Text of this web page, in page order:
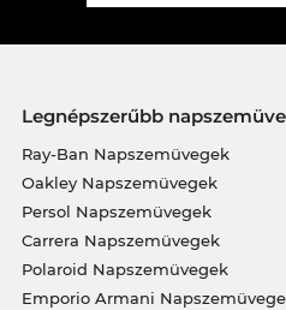
Legnépszerűbb
Ray-Ban Napszemüvegek
Oakley Napszemüvegek
Persol Napszemüvegek
Carrera Napszemüvegek
Polaroid Napszemüvegek
Emporio Armani